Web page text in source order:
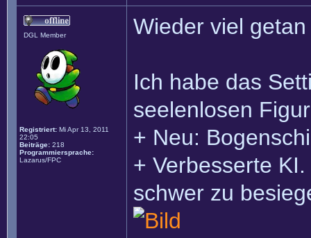
DGL Member
Registriert: Mi Apr 13, 2011
22:05
Beiträge: 218
Programmiersprache:
Lazarus/FPC
Wieder viel
Ich habe das
seelenlosen
+ Neu:
+ Verbesserte
schwer zu